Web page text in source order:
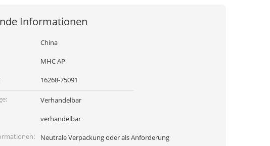
Informationen
China
MHC AP
16268-75091
Verhandelbar
verhandelbar
Neutrale Verpackung oder als Anforderung